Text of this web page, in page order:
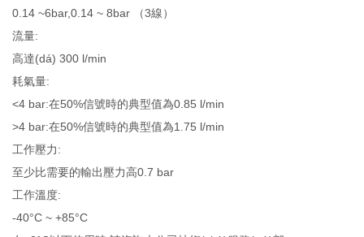
0.14 ~6bar,0.14 ~ 8bar （3線）
流量:
高達(dá) 300 l/min
耗氣量:
<4 bar:在50%信號時的典型值為0.85 l/min
>4 bar:在50%信號時的典型值為1.75 l/min
工作壓力:
至少比需要的輸出壓力高0.7 bar
工作溫度:
-40°C ~ +85°C